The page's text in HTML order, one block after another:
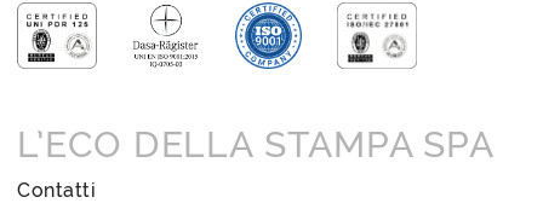
L’ECO DELLA STAMPA SPA
Contatti